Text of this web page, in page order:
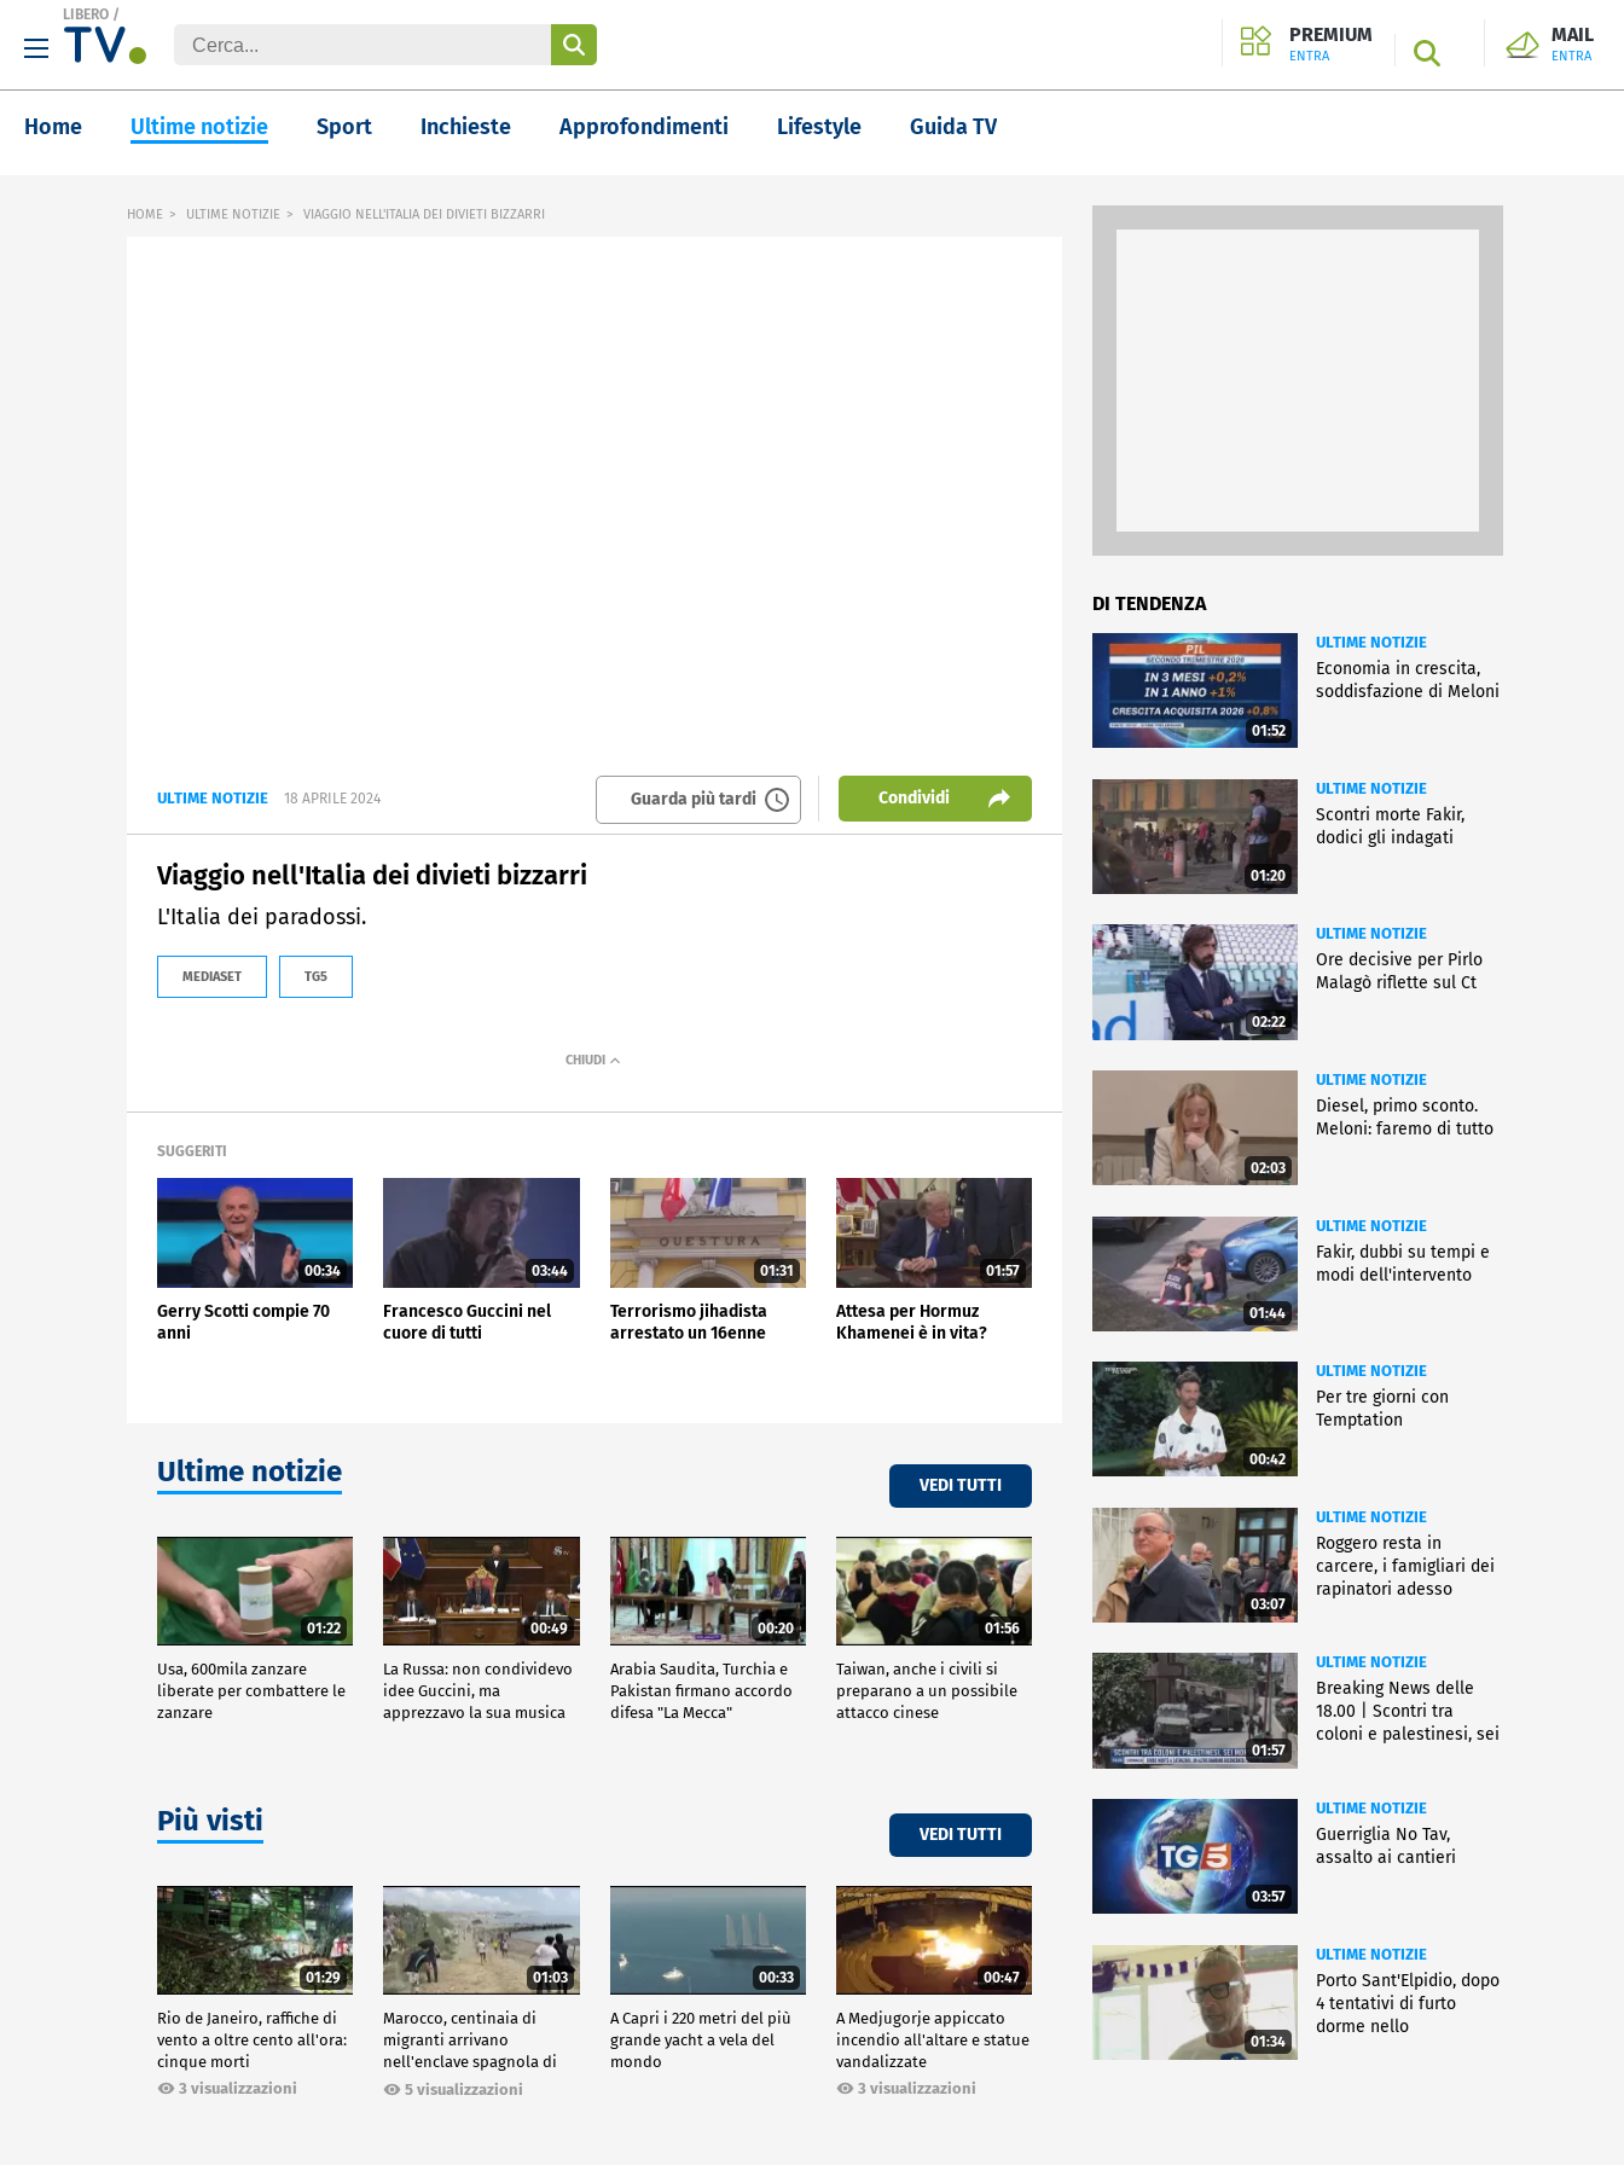
LIBERO /
PREMIUM
ENTRA SEARCH
MAIL
ENTRA
Home Ultime notizie Sport Inchieste Approfondimenti Lifestyle Guida TV
HOME ULTIME NOTIZIE VIAGGIO NELL'ITALIA DEI DIVIETI BIZZARRI
ULTIME NOTIZIE 18 APRILE 2024 Guarda più tardi Condividi
Viaggio nell'Italia dei divieti bizzarri
L'Italia dei paradossi.
MEDIASET TG5
SUGGERITI
00:34
Gerry Scotti compie 70
anni
03:44
Francesco Guccini nel
cuore di tutti
01:31
Terrorismo jihadista
arrestato un 16enne
01:57
Attesa per Hormuz
Khamenei è in vita?
Ultime notizie VEDI TUTTI
01:22
Usa, 600mila zanzare
liberate per combattere le
zanzare
00:49
La Russa: non condividevo
idee Guccini, ma
apprezzavo la sua musica
00:20
Arabia Saudita, Turchia e
Pakistan firmano accordo
difesa "La Mecca"
01:56
Taiwan, anche i civili si
preparano a un possibile
attacco cinese
Più visti VEDI TUTTI
01:29
Rio de Janeiro, raffiche di
vento a oltre cento all'ora:
cinque morti
3 visualizzazioni
01:03
Marocco, centinaia di
migranti arrivano
nell'enclave spagnola di
Ceuta5 visualizzazioni
00:33
A Capri i 220 metri del più
grande yacht a vela del
mondo
00:47
A Medjugorje appiccato
incendio all'altare e statue
vandalizzate
3 visualizzazioni
DI TENDENZA
01:52
ULTIME NOTIZIE
Economia in crescita,
soddisfazione di Meloni
01:20
ULTIME NOTIZIE
Scontri morte Fakir,
dodici gli indagati
02:22
ULTIME NOTIZIE
Ore decisive per Pirlo
Malagò riflette sul Ct
02:03
ULTIME NOTIZIE
Diesel, primo sconto.
Meloni: faremo di tutto
01:44
ULTIME NOTIZIE
Fakir, dubbi su tempi e
modi dell'intervento
00:42
ULTIME NOTIZIE
Per tre giorni con
Temptation
03:07
ULTIME NOTIZIE
Roggero resta in
carcere, i famigliari dei
rapinatori adesso
01:57
ULTIME NOTIZIE
Breaking News delle
18.00 | Scontri tra
coloni e palestinesi, sei
03:57
ULTIME NOTIZIE
Guerriglia No Tav,
assalto ai cantieri
01:34
ULTIME NOTIZIE
Porto Sant'Elpidio, dopo
4 tentativi di furto
dorme nello